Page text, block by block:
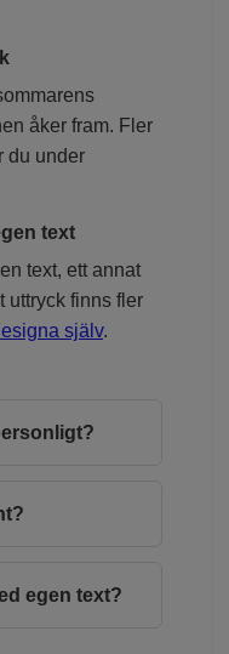
åker fram. Fler
du under
text
text, ett annat
uttryck finns fler
själv.
egen text?